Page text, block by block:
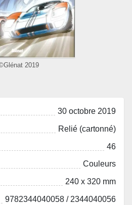
2019
30 octobre 2019
Relié (cartonné)
46
Couleurs
240 x 320 mm
9782344040058 / 2344040056